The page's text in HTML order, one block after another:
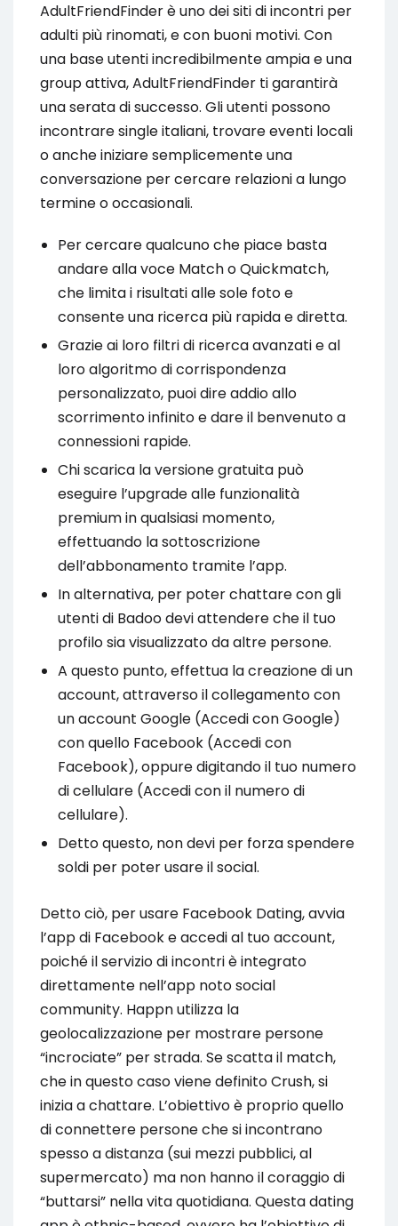
AdultFriendFinder è uno dei siti di incontri per
adulti più rinomati, e con buoni motivi. Con
una base utenti incredibilmente ampia e una
group attiva, AdultFriendFinder ti garantirà
una serata di successo. Gli utenti possono
incontrare single italiani, trovare eventi locali
o anche iniziare semplicemente una
conversazione per cercare relazioni a lungo
termine o occasionali.
Per cercare qualcuno che piace basta
andare alla voce Match o Quickmatch,
che limita i risultati alle sole foto e
consente una ricerca più rapida e diretta.
Grazie ai loro filtri di ricerca avanzati e al
loro algoritmo di corrispondenza
personalizzato, puoi dire addio allo
scorrimento infinito e dare il benvenuto a
connessioni rapide.
Chi scarica la versione gratuita può
eseguire l’upgrade alle funzionalità
premium in qualsiasi momento,
effettuando la sottoscrizione
dell’abbonamento tramite l’app.
In alternativa, per poter chattare con gli
utenti di Badoo devi attendere che il tuo
profilo sia visualizzato da altre persone.
A questo punto, effettua la creazione di un
account, attraverso il collegamento con
un account Google (Accedi con Google)
con quello Facebook (Accedi con
Facebook), oppure digitando il tuo numero
di cellulare (Accedi con il numero di
cellulare).
Detto questo, non devi per forza spendere
soldi per poter usare il social.
Detto ciò, per usare Facebook Dating, avvia
l’app di Facebook e accedi al tuo account,
poiché il servizio di incontri è integrato
direttamente nell’app noto social
community. Happn utilizza la
geolocalizzazione per mostrare persone
“incrociate” per strada. Se scatta il match,
che in questo caso viene definito Crush, si
inizia a chattare. L’obiettivo è proprio quello
di connettere persone che si incontrano
spesso a distanza (sui mezzi pubblici, al
supermercato) ma non hanno il coraggio di
“buttarsi” nella vita quotidiana. Questa dating